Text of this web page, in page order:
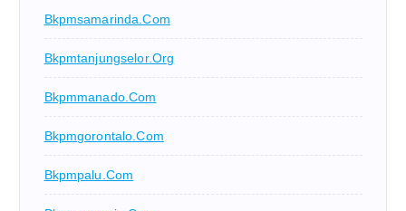
Bkpmsamarinda.com
Bkpmtanjungselor.org
Bkpmmanado.com
Bkpmgorontalo.com
Bkpmpalu.com